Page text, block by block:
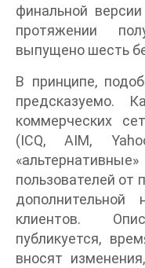
финальной
протяжении
выпущено шесть
В принципе,
предсказуемо.
коммерческих
(ICQ, AIM,
пользователей от
дополнительной
клиентов.
публикуется,
вносят